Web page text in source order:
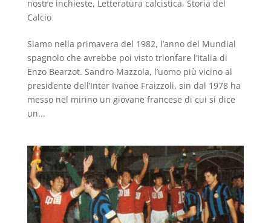
nostre inchieste, Letteratura calcistica, Storia del
Calcio
Siamo nella primavera del 1982, l’anno del Mundial
spagnolo che avrebbe poi visto trionfare l’Italia di
Enzo Bearzot. Sandro Mazzola, l’uomo più vicino al
presidente dell’Inter Ivanoe Fraizzoli, sin dal 1978 ha
messo nel mirino un giovane francese di cui si dice
un...